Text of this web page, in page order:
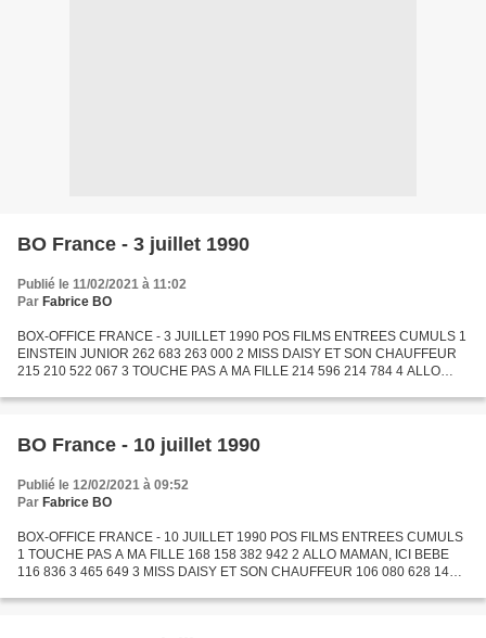
BO France - 3 juillet 1990
Publié le 11/02/2021 à 11:02
Par Fabrice BO
BOX-OFFICE FRANCE - 3 JUILLET 1990 POS FILMS ENTREES CUMULS 1
EINSTEIN JUNIOR 262 683 263 000 2 MISS DAISY ET SON CHAUFFEUR
215 210 522 067 3 TOUCHE PAS A MA FILLE 214 596 214 784 4 ALLO
3...
BO France - 10 juillet 1990
Publié le 12/02/2021 à 09:52
Par Fabrice BO
BOX-OFFICE FRANCE - 10 JUILLET 1990 POS FILMS ENTREES CUMULS
1 TOUCHE PAS A MA FILLE 168 158 382 942 2 ALLO MAMAN, ICI BEBE
116 836 3 465 649 3 MISS DAISY ET SON CHAUFFEUR 106 080 628 147 4